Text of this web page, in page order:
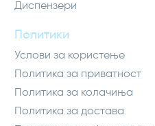
Диспензери
Политики
Услови за користење
Политика за приватност
Политика за колачиња
Политика за достава